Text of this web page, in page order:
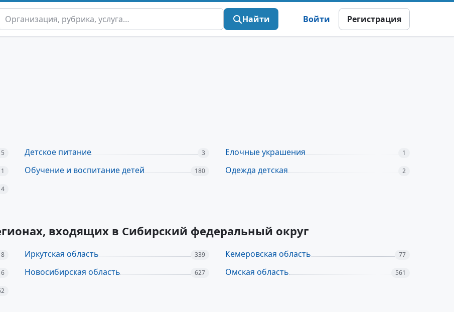
Найти Войти Регистрация
Детское питание 3 Елочные украшения 1
Обучение и воспитание детей 180 Одежда детская 2
4
входящих в Сибирский федеральный округ
Иркутская область 339 Кемеровская область 77
Новосибирская область 627 Омская область 561